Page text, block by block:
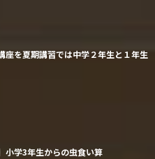
座を夏期講習では中学２年生と１年生
小学3年生からの虫食い算